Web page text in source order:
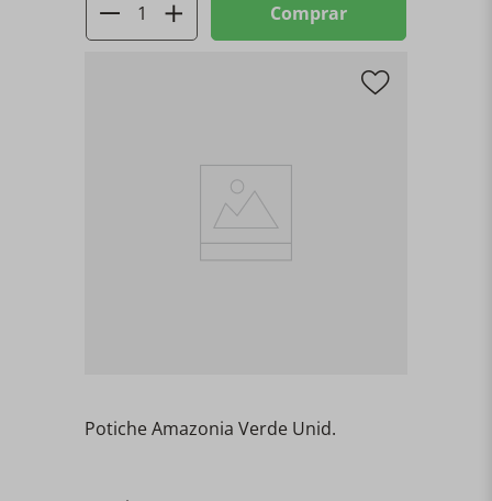
Comprar
Potiche Amazonia Verde Unid.